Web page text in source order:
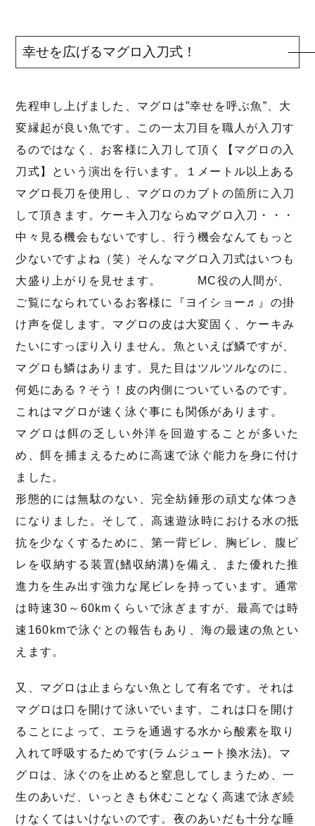
幸せを広げるマグロ入刀式！
先程申し上げました、マグロは”幸せを呼ぶ魚”、大
変縁起が良い魚です。この一太刀目を職人が入刀す
るのではなく、お客様に入刀して頂く【マグロの入
刀式】という演出を行います。１メートル以上ある
マグロ長刀を使用し、マグロのカブトの箇所に入刀
して頂きます。ケーキ入刀ならぬマグロ入刀・・・
中々見る機会もないですし、行う機会なんてもっと
少ないですよね（笑）そんなマグロ入刀式はいつも
大盛り上がりを見せます。 MC役の人間が、
ご覧になられているお客様に『ヨイショー♬』の掛
け声を促します。マグロの皮は大変固く、ケーキみ
たいにすっぽり入りません。魚といえば鱗ですが、
マグロも鱗はあります。見た目はツルツルなのに、
何処にある？そう！皮の内側についているのです。
これはマグロが速く泳ぐ事にも関係があります。
マグロは餌の乏しい外洋を回遊することが多いた
め、餌を捕まえるために高速で泳ぐ能力を身に付け
ました。
形態的には無駄のない、完全紡錘形の頑丈な体つき
になりました。そして、高速遊泳時における水の抵
抗を少なくするために、第一背ビレ、胸ビレ、腹ビ
レを収納する装置(鰭収納溝) を備え、また優れた推
進力を生み出す強力な尾ビレを持っています。通常
は時速30 ～ 60km くらいで泳ぎますが、最高では時
速 160kmで泳ぐとの報告もあり、海の最速の魚とい
えます。
又、マグロは止まらない魚として有名です。それは
マグロは口を開けて泳いでいます。これは口を開け
ることによって、エラを通過する水から酸素を取り
入れて呼吸するためです(ラムジュート換水法)。マ
グロは、泳ぐのを止めると窒息してしまうため、一
生のあいだ、いっときも休むことなく高速で泳ぎ続
けなくてはいけないのです。夜のあいだも十分な睡